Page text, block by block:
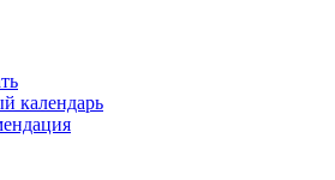
календарь